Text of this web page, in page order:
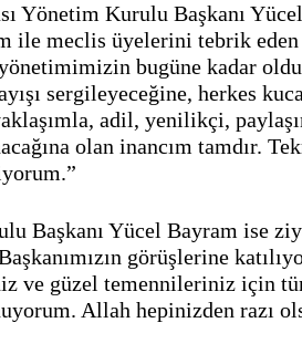
Yönetim Kurulu Başkanı
ile meclis üyelerini tebrik
bugüne kadar
sergileyeceğine, herkes
adil, yenilikçi,
olan inancım tamdır.
Başkanı Yücel Bayram ise
görüşlerine
ve güzel temennileriniz için
Allah hepinizden razı